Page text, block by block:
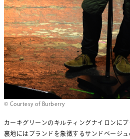
© Courtesy of Burberry
カーキグリーンのキルティングナイロンに
裏地にはブランドを象徴するサンドベージ